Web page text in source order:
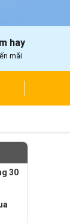
hay
mãi
30